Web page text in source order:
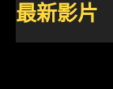
最新影片